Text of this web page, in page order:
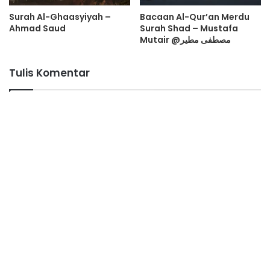
Surah Al-Ghaasyiyah –
Ahmad Saud
Bacaan Al-Qur’an Merdu
Surah Shad – Mustafa
Mutair @مصطفى مطير
Tulis Komentar